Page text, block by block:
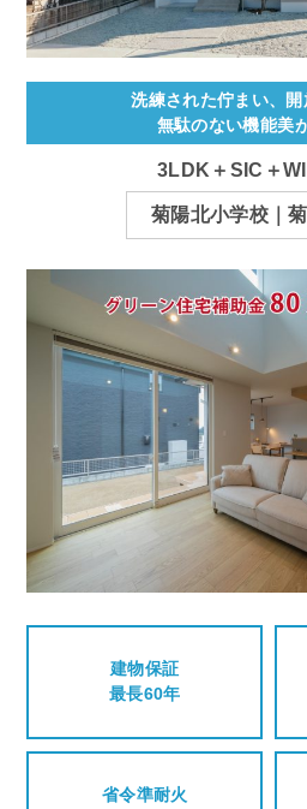
洗練された佇まい、開
無駄のない機能美
3LDK＋SIC＋
菊陽北小学校｜
建物保証
最長60年
省令準耐火